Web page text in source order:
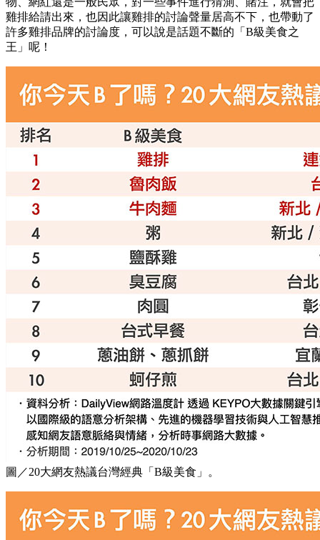
雞排給請出來，也因此讓雞排的討論聲量居高不下，也帶動了
許多雞排品牌的討論度，可以說是話題不斷的「B級美食之
王」呢！
圖／20大網友熱議台灣經典「B級美食」。